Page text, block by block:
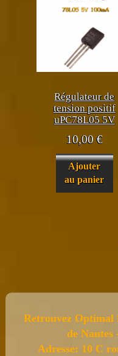
Régulateur de
tension positif
uPC78L05 5V
10,00€
Ajouter
au panier
Retrouvez Optimal
de Nantes
Adresse: 10 C